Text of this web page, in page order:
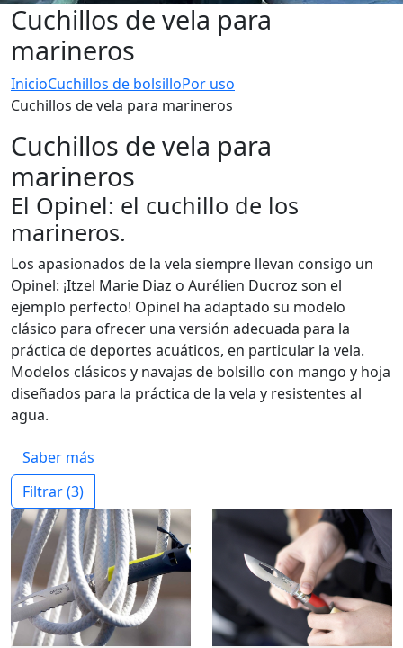
Cuchillos de vela para
marineros
InicioCuchillos de bolsilloPor uso
Cuchillos de vela para marineros
Cuchillos de vela para
marineros
El Opinel: el cuchillo de los
marineros.
Los apasionados de la vela siempre llevan consigo un
Opinel: ¡Itzel Marie Diaz o Aurélien Ducroz son el
ejemplo perfecto! Opinel ha adaptado su modelo
clásico para ofrecer una versión adecuada para la
práctica de deportes acuáticos, en particular la vela.
Modelos clásicos y navajas de bolsillo con mango y hoja
diseñados para la práctica de la vela y resistentes al
agua.
Saber más
Filtrar(3)